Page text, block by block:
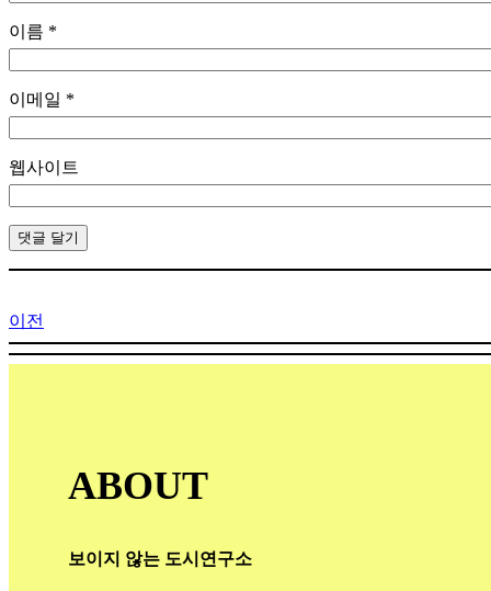
이름 *
이메일 *
웹사이트
이전
ABOUT
보이지 않는 도시연구소